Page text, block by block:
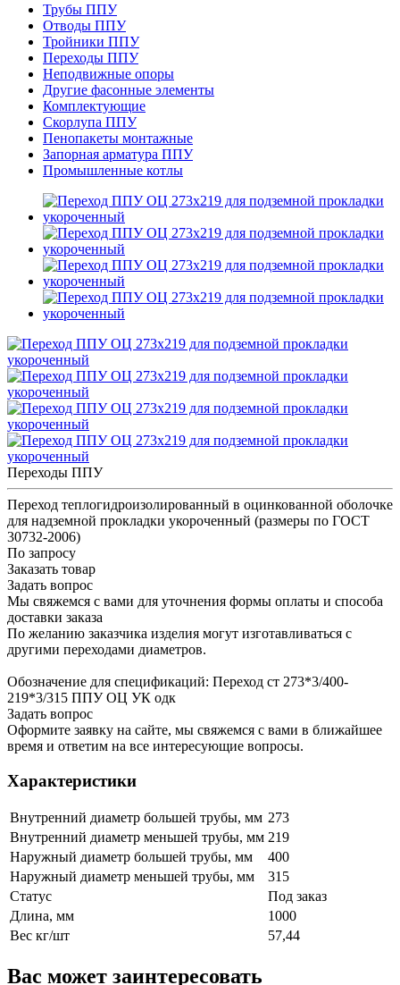
Трубы ППУ
Отводы ППУ
Тройники ППУ
Переходы ППУ
Неподвижные опоры
Другие фасонные элементы
Комплектующие
Скорлупа ППУ
Пенопакеты монтажные
Запорная арматура ППУ
Промышленные котлы
Переходы ППУ
Переход теплогидроизолированный в оцинкованной оболочке
для надземной прокладки укороченный (размеры по ГОСТ
30732-2006)
По запросу
Заказать товар
Задать вопрос
Мы свяжемся с вами для уточнения формы оплаты и способа
доставки заказа
По желанию заказчика изделия могут изготавливаться с
другими переходами диаметров.
Обозначение для спецификаций: Переход ст 273*3/400-
219*3/315 ППУ ОЦ УК одк
Задать вопрос
Оформите заявку на сайте, мы свяжемся с вами в ближайшее
время и ответим на все интересующие вопросы.
Характеристики
Внутренний диаметр большей трубы, мм 273
Внутренний диаметр меньшей трубы, мм 219
Наружный диаметр большей трубы, мм
400
Наружный диаметр меньшей трубы, мм
315
Статус
Под заказ
Длина, мм
1000
Вес кг/шт
57,44
Вас может заинтересовать